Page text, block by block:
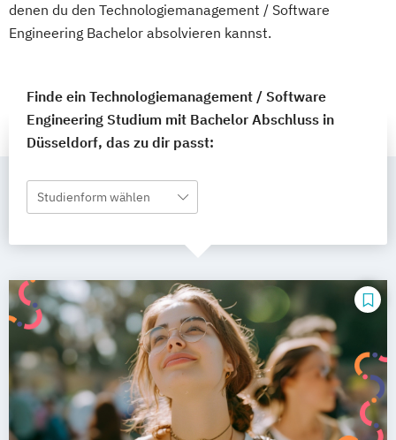
denen du den Technologiemanagement / Software
Engineering Bachelor absolvieren kannst.
Finde ein Technologiemanagement / Software
Engineering Studium mit Bachelor Abschluss in
Düsseldorf, das zu dir passt:
Studienform wählen